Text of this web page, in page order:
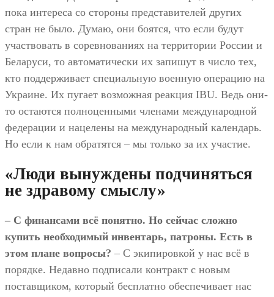
пока интереса со стороны представителей других
стран не было. Думаю, они боятся, что если будут
участвовать в соревнованиях на территории России и
Беларуси, то автоматически их запишут в число тех,
кто поддерживает специальную военную операцию на
Украине. Их пугает возможная реакция IBU. Ведь они-
то остаются полноценными членами международной
федерации и нацелены на международный календарь.
Но если к нам обратятся – мы только за их участие.
«Люди вынуждены подчиняться
не здравому смыслу»
– С финансами всё понятно. Но сейчас сложно
купить необходимый инвентарь, патроны. Есть в
этом плане вопросы? – С экипировкой у нас всё в
порядке. Недавно подписали контракт с новым
поставщиком, который бесплатно обеспечивает нас